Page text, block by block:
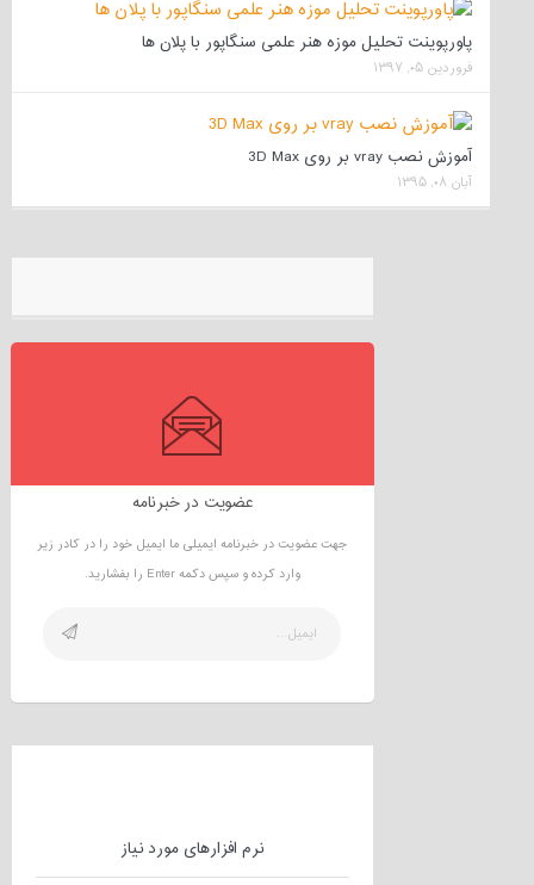
پاورپوینت تحلیل موزه هنر علمی سنگاپور با پلان ها
فروردین ۰۵, ۱۳۹۷
آموزش نصب vray بر روی 3D Max
آبان ۰۸, ۱۳۹۵
عضویت در خبرنامه
جهت عضویت در خبرنامه ایمیلی ما ایمیل خود را در کادر زیر
وارد کرده و سپس دکمه Enter را بفشارید.
نرم افزارهای مورد نیاز